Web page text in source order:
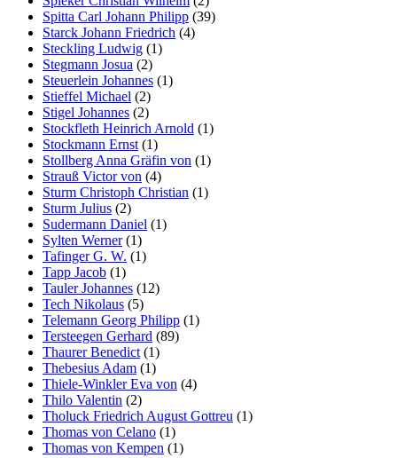
Spitta Carl Johann Philipp (39)
Starck Johann Friedrich (4)
Steckling Ludwig (1)
Stegmann Josua (2)
Steuerlein Johannes (1)
Stieffel Michael (2)
Stigel Johannes (2)
Stockfleth Heinrich Arnold (1)
Stockmann Ernst (1)
Stollberg Anna Gräfin von (1)
Strauß Victor von (4)
Sturm Christoph Christian (1)
Sturm Julius (2)
Sudermann Daniel (1)
Sylten Werner(1)
Tafinger G. W. (1)
Tapp Jacob (1)
Tauler Johannes (12)
Tech Nikolaus (5)
Telemann Georg Philipp (1)
Tersteegen Gerhard (89)
Thaurer Benedict (1)
Thebesius Adam (1)
Thiele-Winkler Eva von (4)
Thilo Valentin (2)
Tholuck Friedrich August Gottreu (1)
Thomas von Celano (1)
Thomas von Kempen (1)